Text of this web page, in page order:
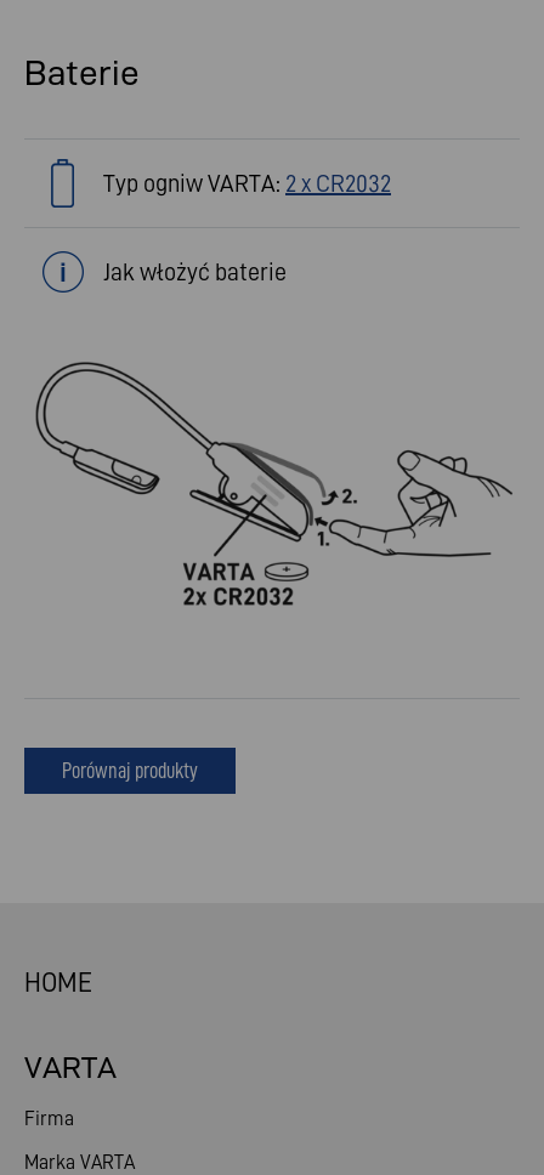
Baterie
Typ ogniw VARTA: 2 x CR2032
Jak włożyć baterie
Porównaj produkty
HOME
VARTA
Firma
Marka VARTA